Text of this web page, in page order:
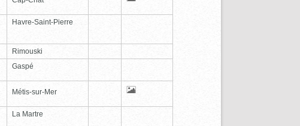
Havre-Saint-Pierre
Rimouski
Gaspé
Métis-sur-Mer
La Martre